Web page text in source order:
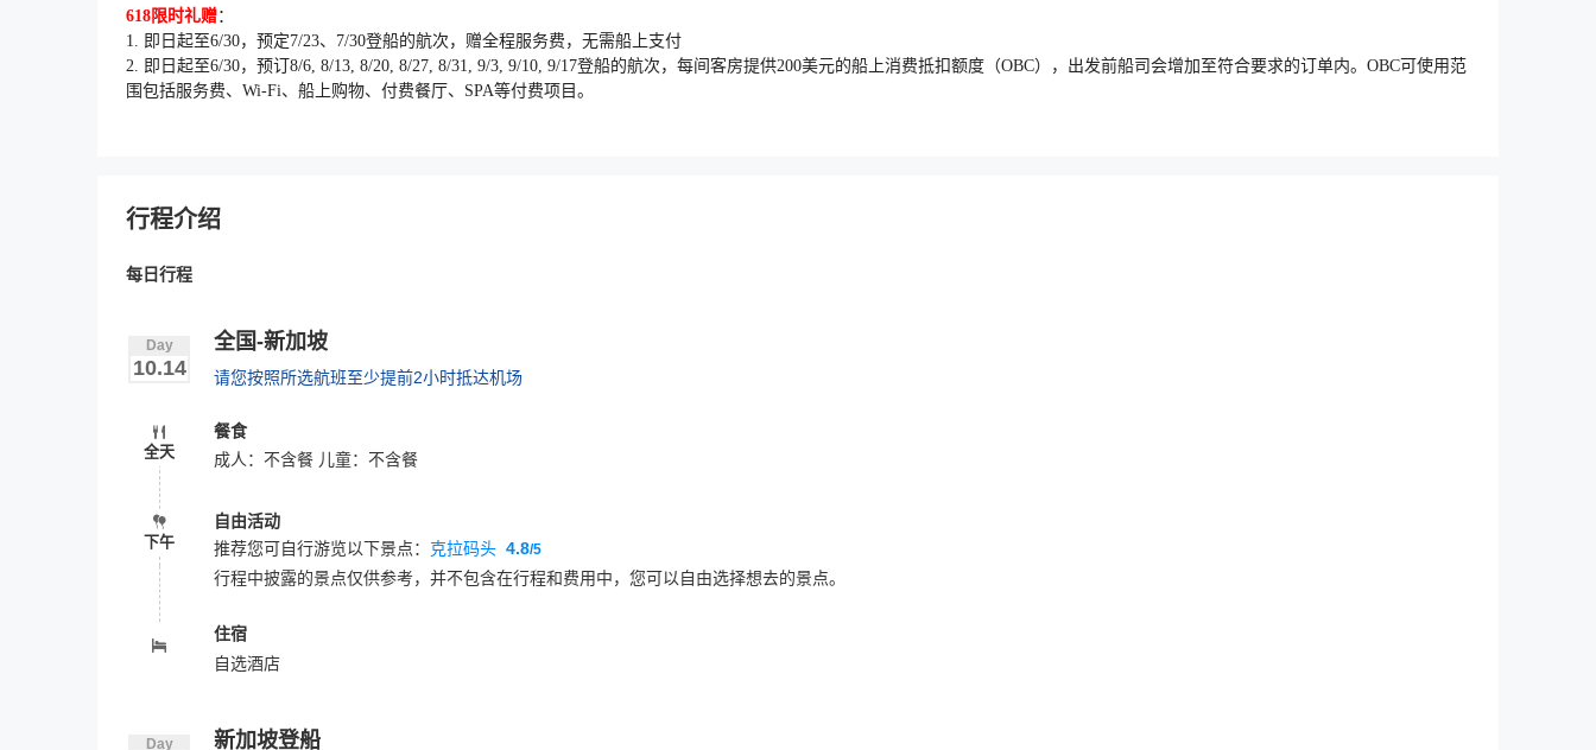
618限时礼赠：
1. 即日起至6/30，预定7/23、7/30登船的航次，赠全程服务费，无需船上支付
2. 即日起至6/30，预订8/6, 8/13, 8/20, 8/27, 8/31, 9/3, 9/10, 9/17登船的航次，每间客房提供200美元的船上消费抵扣额度（OBC），出发前船司会增加至符合要求的订单内。OBC可使用范
围包括服务费、Wi-Fi、船上购物、付费餐厅、SPA等付费项目。
行程介绍
每日行程
Day
10.14
全国-新加坡
请您按照所选航班至少提前2小时抵达机场
全天
餐食
成人：不含餐 儿童：不含餐
下午
自由活动
推荐您可自行游览以下景点： 克拉码头 4.8/5
行程中披露的景点仅供参考，并不包含在行程和费用中，您可以自由选择想去的景点。
住宿
自选酒店
Day 新加坡登船